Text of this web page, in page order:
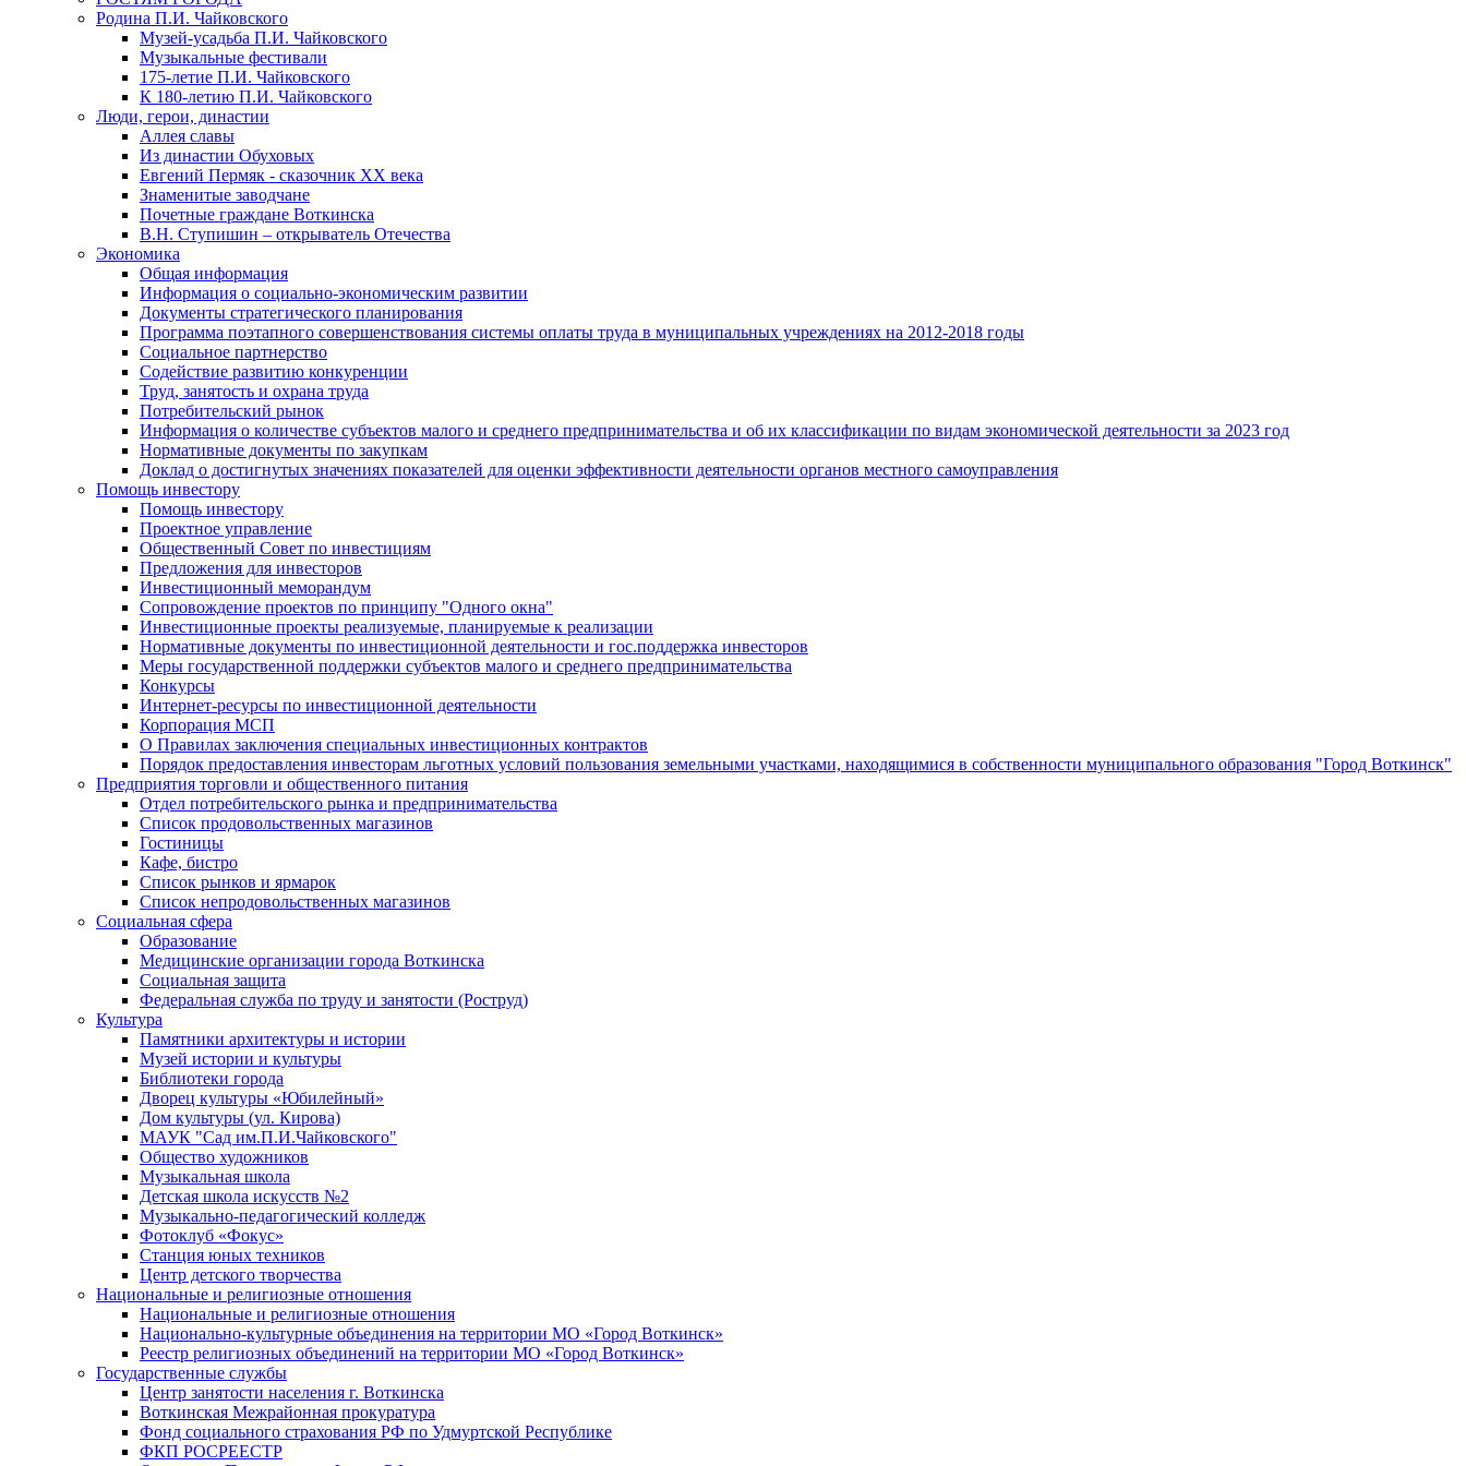
Родина П.И. Чайковского
Музей-усадьба П.И. Чайковского
Музыкальные фестивали
175-летие П.И. Чайковского
К 180-летию П.И. Чайковского
Люди, герои, династии
Аллея славы
Из династии Обуховых
Евгений Пермяк - сказочник XX века
Знаменитые заводчане
Почетные граждане Воткинска
В.Н. Ступишин – открыватель Отечества
Экономика
Общая информация
Информация о социально-экономическим развитии
Документы стратегического планирования
Программа поэтапного совершенствования системы оплаты труда в муниципальных учреждениях на 2012-2018 годы
Социальное партнерство
Содействие развитию конкуренции
Труд, занятость и охрана труда
Потребительский рынок
Информация о количестве субъектов малого и среднего предпринимательства и об их классификации по видам экономической деятельности за 2023 год
Нормативные документы по закупкам
Доклад о достигнутых значениях показателей для оценки эффективности деятельности органов местного самоуправления
Помощь инвестору
Помощь инвестору
Проектное управление
Общественный Совет по инвестициям
Предложения для инвесторов
Инвестиционный меморандум
Сопровождение проектов по принципу "Oдного окна"
Инвестиционные проекты реализуемые, планируемые к реализации
Нормативные документы по инвестиционной деятельности и гос.поддержка инвесторов
Меры государственной поддержки субъектов малого и среднего предпринимательства
Конкурсы
Интернет-ресурсы по инвестиционной деятельности
Корпорация МСП
О Правилах заключения специальных инвестиционных контрактов
Порядок предоставления инвесторам льготных условий пользования земельными участками, находящимися в собственности муниципального образования "Город Воткинск"
Предприятия торговли и общественного питания
Отдел потребительского рынка и предпринимательства
Список продовольственных магазинов
Гостиницы
Кафе, бистро
Cписок рынков и ярмарок
Список непродовольственных магазинов
Социальная сфера
Образование
Медицинские организации города Воткинска
Социальная защита
Федеральная служба по труду и занятости (Роструд)
Культура
Памятники архитектуры и истории
Музей истории и культуры
Библиотеки города
Дворец культуры «Юбилейный»
Дом культуры (ул. Кирова)
МАУК "Сад им.П.И.Чайковского"
Общество художников
Музыкальная школа
Детская школа искусств №2
Музыкально-педагогический колледж
Фотоклуб «Фокус»
Станция юных техников
Центр детского творчества
Национальные и религиозные отношения
Национальные и религиозные отношения
Национально-культурные объединения на территории МО «Город Воткинск»
Реестр религиозных объединений на территории МО «Город Воткинск»
Государственные службы
Центр занятости населения г. Воткинска
Воткинская Межрайонная прокуратура
Фонд социального страхования РФ по Удмуртской Республике
ФКП РОСРЕЕСТР